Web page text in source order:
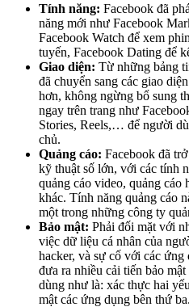
Tính năng: Facebook đã
năng mới như Facebook
Facebook Watch để xem
tuyến, Facebook Dating để
Giao diện: Từ những bảng
đã chuyển sang các giao
hơn, không ngừng bổ sung
ngay trên trang như
Stories, Reels,… để người
chủ.
Quảng cáo: Facebook đã
kỹ thuật số lớn, với các tính
quảng cáo video, quảng cáo
khác. Tính năng quảng cáo
một trong những công ty
Bảo mật: Phải đối mặt với
việc dữ liệu cá nhân của
hacker, và sự cố với các ứng
đưa ra nhiều cải tiến bảo
dùng như là: xác thực hai
mật các ứng dụng bên thứ ba.